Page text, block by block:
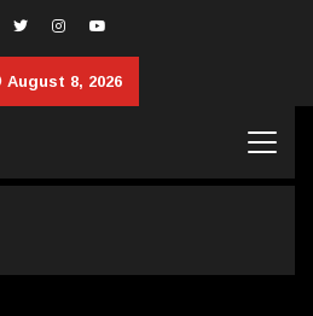
August 8, 2026